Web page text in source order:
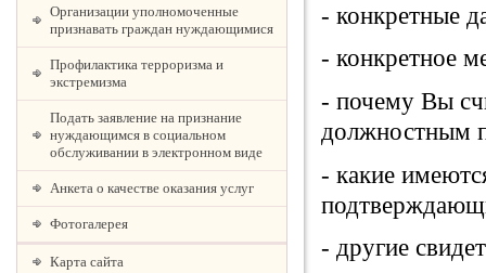
Организации уполномоченные
признавать граждан нуждающимися
Профилактика терроризма и
экстремизма
Подать заявление на признание
нуждающимся в социальном
обслуживании в электронном виде
Анкета о качестве оказания услуг
Фотогалерея
Карта сайта
- конкретные
- конкретное
- почему Вы
должностным
- какие
- другие